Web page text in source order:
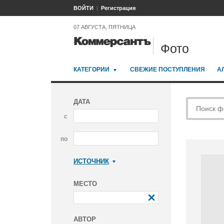
ВОЙТИ Регистрация
07 АВГУСТА, ПЯТНИЦА
Фото
КАТЕГОРИИ СВЕЖИЕ ПОСТУПЛЕНИЯ
ДАТА
с
по
ИСТОЧНИК
МЕСТО
АВТОР